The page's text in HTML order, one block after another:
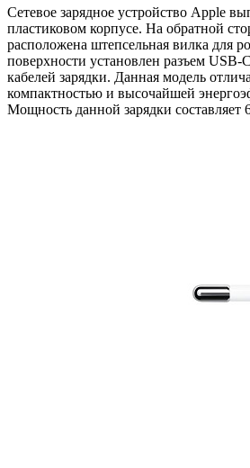
Сетевое зарядное устройство Apple
пластиковом корпусе. На обратной
расположена штепсельная вилка для
поверхности установлен разъем USB-
кабелей зарядки. Данная модель
компактностью и высочайшей
Мощность данной зарядки составляет